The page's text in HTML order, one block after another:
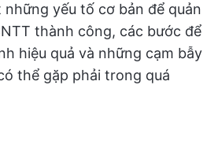
những yếu tố cơ bản để quản
thành công, các bước để
hiệu quả và những cạm bẫy
thể gặp phải trong quá